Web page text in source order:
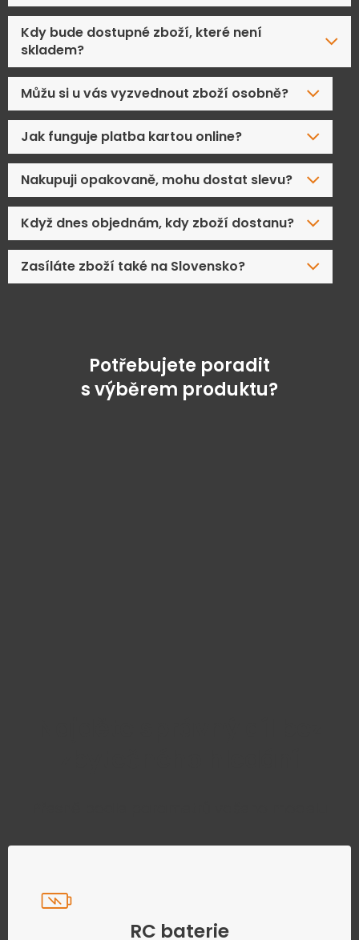
Kdy bude dostupné zboží, které není
skladem?
Můžu si u vás vyzvednout zboží osobně?
Jak funguje platba kartou online?
Nakupuji opakovaně, mohu dostat slevu?
Když dnes objednám, kdy zboží dostanu?
Zasíláte zboží také na Slovensko?
Potřebujete poradit
s výběrem produktu?
RC baterie